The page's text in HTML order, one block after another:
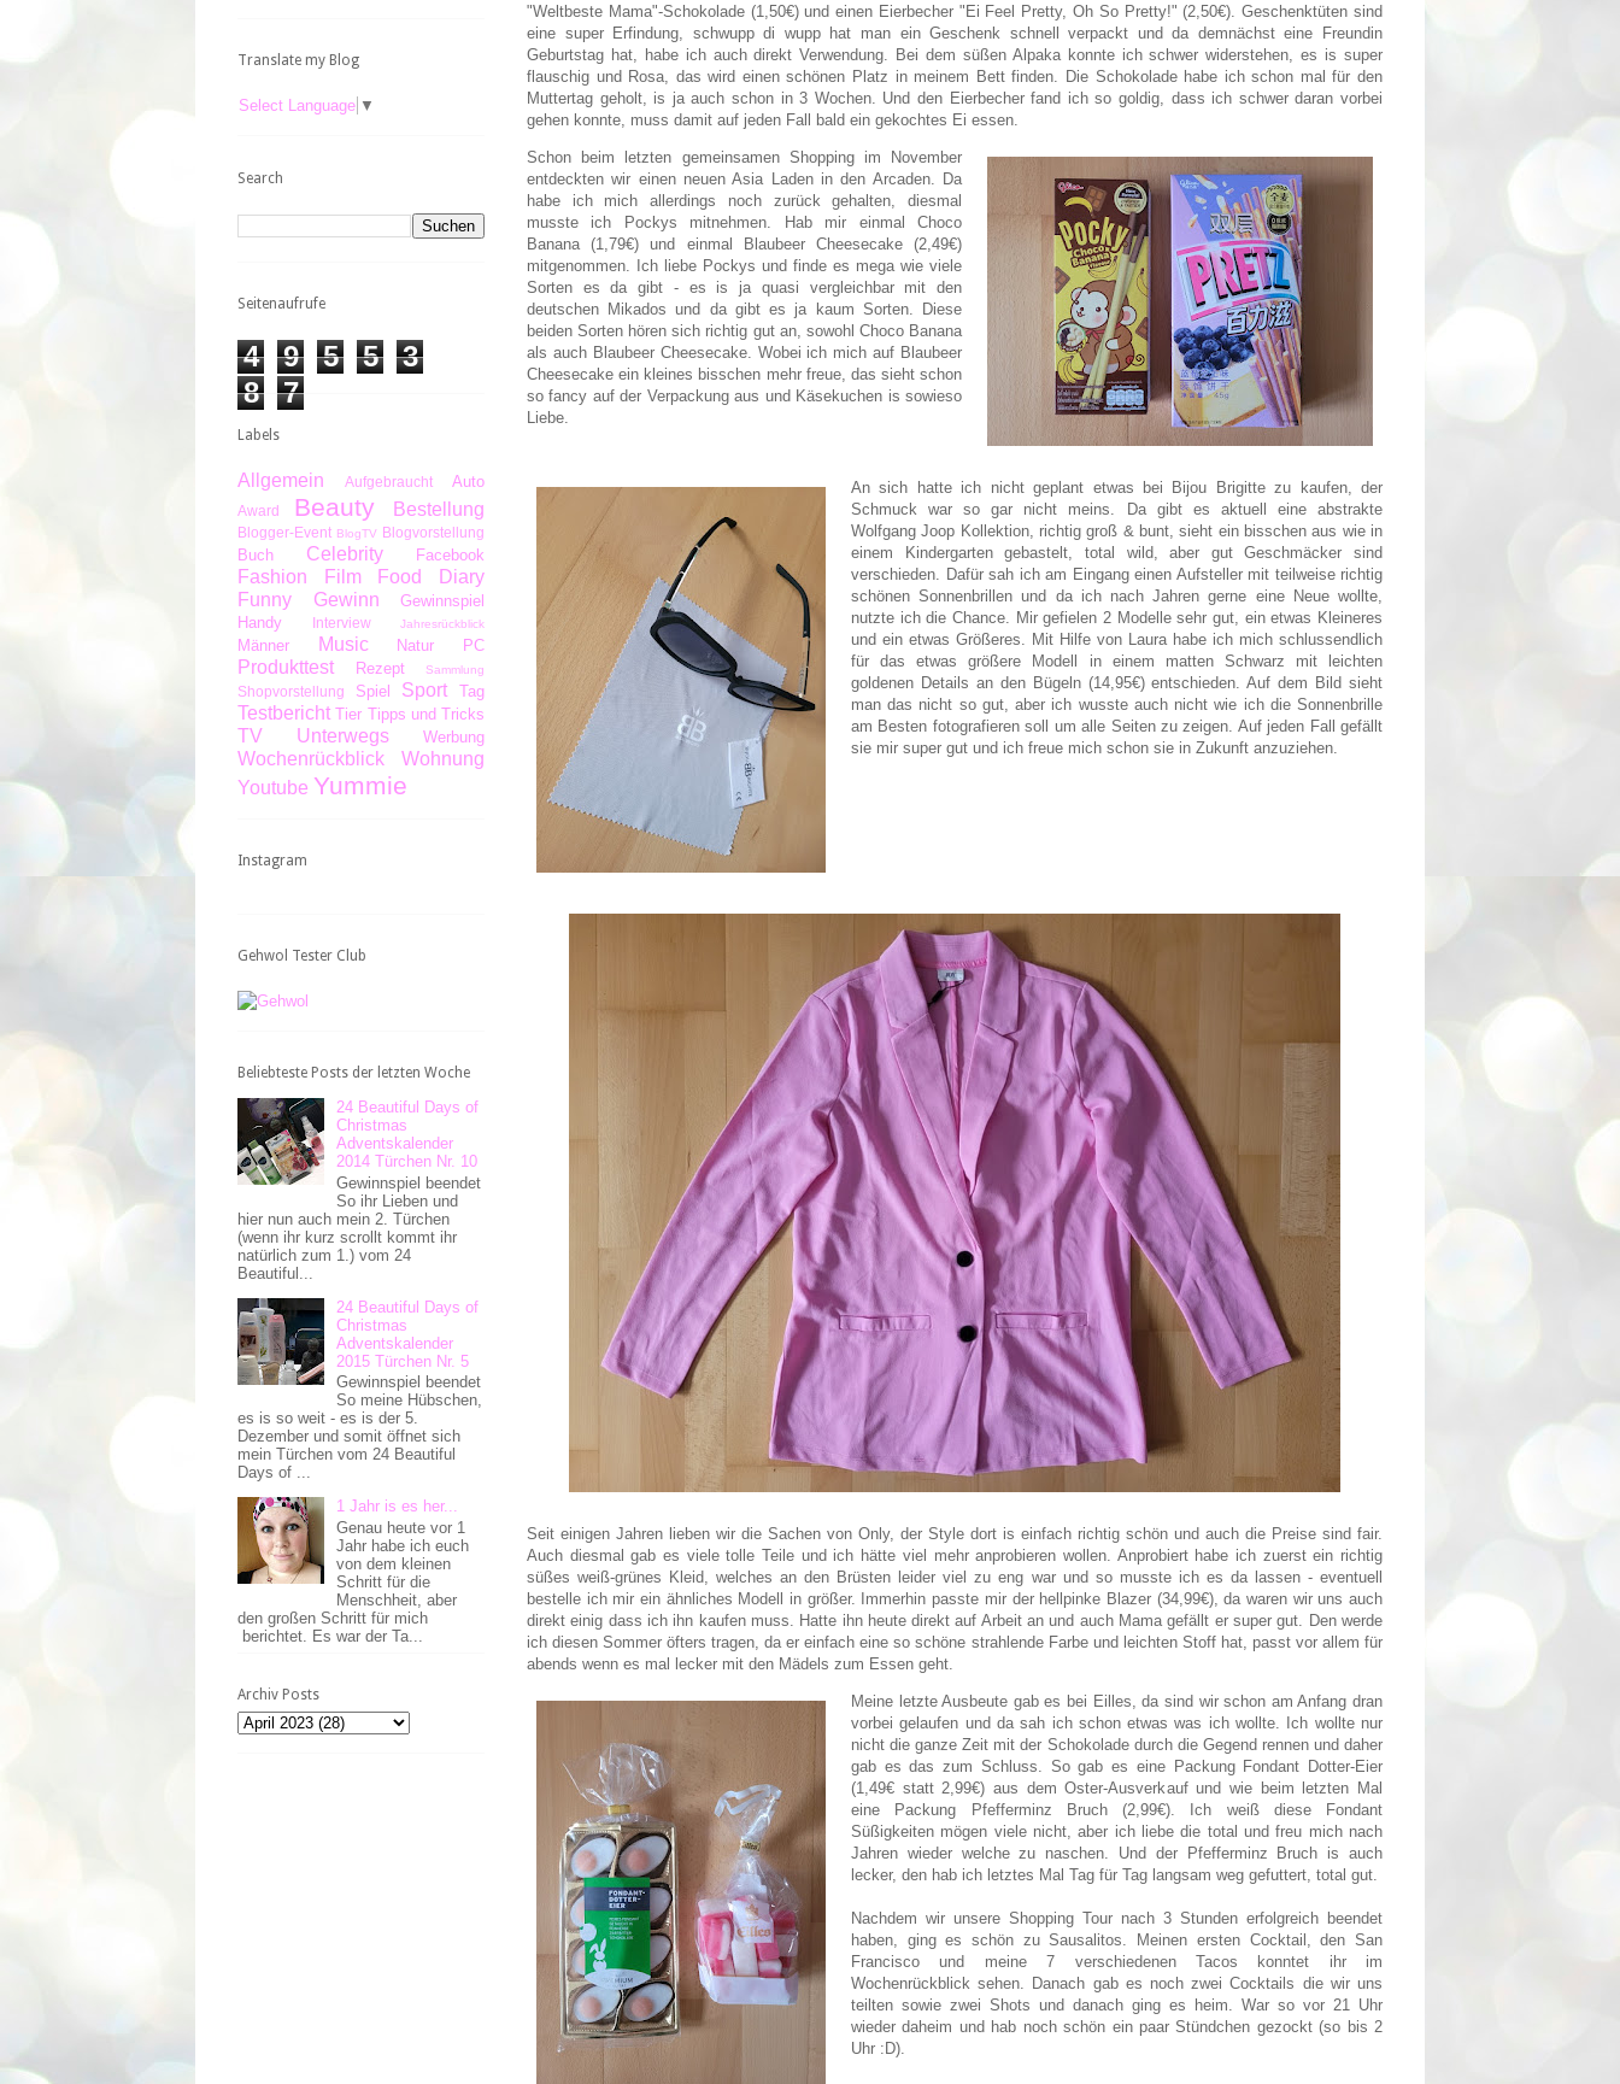
"Weltbeste Mama"-Schokolade (1,50€) und einen Eierbecher "Ei Feel Pretty, Oh So Pretty!" (2,50€). Geschenktüten sind
eine super Erfindung, schwupp di wupp hat man ein Geschenk schnell verpackt und da demnächst eine Freundin
Geburtstag hat, habe ich auch direkt Verwendung. Bei dem süßen Alpaka konnte ich schwer widerstehen, es is super
flauschig und Rosa, das wird einen schönen Platz in meinem Bett finden. Die Schokolade habe ich schon mal für den
Muttertag geholt, is ja auch schon in 3 Wochen. Und den Eierbecher fand ich so goldig, dass ich schwer daran vorbei
gehen konnte, muss damit auf jeden Fall bald ein gekochtes Ei essen.
Schon beim letzten gemeinsamen Shopping im November
entdeckten wir einen neuen Asia Laden in den Arcaden. Da
habe ich mich allerdings noch zurück gehalten, diesmal
musste ich Pockys mitnehmen. Hab mir einmal Choco
Banana (1,79€) und einmal Blaubeer Cheesecake (2,49€)
mitgenommen. Ich liebe Pockys und finde es mega wie viele
Sorten es da gibt - es is ja quasi vergleichbar mit den
deutschen Mikados und da gibt es ja kaum Sorten. Diese
beiden Sorten hören sich richtig gut an, sowohl Choco Banana
als auch Blaubeer Cheesecake. Wobei ich mich auf Blaubeer
Cheesecake ein kleines bisschen mehr freue, das sieht schon
so fancy auf der Verpackung aus und Käsekuchen is sowieso
Liebe.
An sich hatte ich nicht geplant etwas bei Bijou Brigitte zu kaufen, der
Schmuck war so gar nicht meins. Da gibt es aktuell eine abstrakte
Wolfgang Joop Kollektion, richtig groß & bunt, sieht ein bisschen aus wie in
einem Kindergarten gebastelt, total wild, aber gut Geschmäcker sind
verschieden. Dafür sah ich am Eingang einen Aufsteller mit teilweise richtig
schönen Sonnenbrillen und da ich nach Jahren gerne eine Neue wollte,
nutzte ich die Chance. Mir gefielen 2 Modelle sehr gut, ein etwas Kleineres
und ein etwas Größeres. Mit Hilfe von Laura habe ich mich schlussendlich
für das etwas größere Modell in einem matten Schwarz mit leichten
goldenen Details an den Bügeln (14,95€) entschieden. Auf dem Bild sieht
man das nicht so gut, aber ich wusste auch nicht wie ich die Sonnenbrille
am Besten fotografieren soll um alle Seiten zu zeigen. Auf jeden Fall gefällt
sie mir super gut und ich freue mich schon sie in Zukunft anzuziehen.
Seit einigen Jahren lieben wir die Sachen von Only, der Style dort is einfach richtig schön und auch die Preise sind fair.
Auch diesmal gab es viele tolle Teile und ich hätte viel mehr anprobieren wollen. Anprobiert habe ich zuerst ein richtig
süßes weiß-grünes Kleid, welches an den Brüsten leider viel zu eng war und so musste ich es da lassen - eventuell
bestelle ich mir ein ähnliches Modell in größer. Immerhin passte mir der hellpinke Blazer (34,99€), da waren wir uns auch
direkt einig dass ich ihn kaufen muss. Hatte ihn heute direkt auf Arbeit an und auch Mama gefällt er super gut. Den werde
ich diesen Sommer öfters tragen, da er einfach eine so schöne strahlende Farbe und leichten Stoff hat, passt vor allem für
abends wenn es mal lecker mit den Mädels zum Essen geht.
Meine letzte Ausbeute gab es bei Eilles, da sind wir schon am Anfang dran
vorbei gelaufen und da sah ich schon etwas was ich wollte. Ich wollte nur
nicht die ganze Zeit mit der Schokolade durch die Gegend rennen und daher
gab es das zum Schluss. So gab es eine Packung Fondant Dotter-Eier
(1,49€ statt 2,99€) aus dem Oster-Ausverkauf und wie beim letzten Mal
eine Packung Pfefferminz Bruch (2,99€). Ich weiß diese Fondant
Süßigkeiten mögen viele nicht, aber ich liebe die total und freu mich nach
Jahren wieder welche zu naschen. Und der Pfefferminz Bruch is auch
lecker, den hab ich letztes Mal Tag für Tag langsam weg gefuttert, total gut.
Nachdem wir unsere Shopping Tour nach 3 Stunden erfolgreich beendet
haben, ging es schön zu Sausalitos. Meinen ersten Cocktail, den San
Francisco und meine 7 verschiedenen Tacos konntet ihr im
Wochenrückblick sehen. Danach gab es noch zwei Cocktails die wir uns
teilten sowie zwei Shots und danach ging es heim. War so vor 21 Uhr
wieder daheim und hab noch schön ein paar Stündchen gezockt (so bis 2
Uhr :D).
Translate my Blog
Select Language ▼
Search
Seitenaufrufe
4 9 5 5
3
8
7
Labels
Allgemein Aufgebraucht Auto
Award Beauty Bestellung
Blogger-Event BlogTV Blogvorstellung
Buch Celebrity Facebook
Fashion Film
Food Diary
Funny
Gewinn
Gewinnspiel
Handy
Interview Jahresrückblick
Männer Music Natur PC
Produkttest Rezept Sammlung
Shopvorstellung Spiel Sport Tag
Testbericht Tier Tipps und Tricks
TV Unterwegs Werbung
Wochenrückblick
Wohnung
Youtube Yummie
Instagram
Gehwol Tester Club
Beliebteste Posts der letzten Woche
24 Beautiful Days of
Christmas
Adventskalender
2014 Türchen Nr. 10
Gewinnspiel beendet
So ihr Lieben und
hier nun auch mein 2. Türchen
(wenn ihr kurz scrollt kommt ihr
natürlich zum 1.) vom 24
Beautiful...
24 Beautiful Days of
Christmas
Adventskalender
2015 Türchen Nr. 5
Gewinnspiel beendet
So meine Hübschen,
es is so weit - es is der 5.
Dezember und somit öffnet sich
mein Türchen vom 24 Beautiful
Days of ...
1 Jahr is es her...
Genau heute vor 1
Jahr habe ich euch
von dem kleinen
Schritt für die
Menschheit, aber
den großen Schritt für mich
berichtet. Es war der Ta...
Archiv Posts